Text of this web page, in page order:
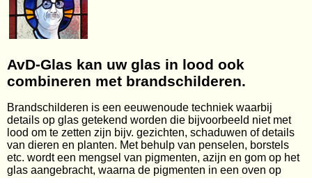
AvD-Glas kan uw glas in lood ook
combineren met brandschilderen.
Brandschilderen is een eeuwenoude techniek waarbij
details op glas getekend worden die bijvoorbeeld niet met
lood om te zetten zijn bijv. gezichten, schaduwen of details
van dieren en planten. Met behulp van penselen, borstels
etc. wordt een mengsel van pigmenten, azijn en gom op het
glas aangebracht, waarna de pigmenten in een oven op